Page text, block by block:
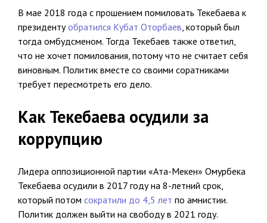
В мае 2018 года с прошением помиловать Текебаева к
президентуобратился Кубат Оторбаев, который был
тогда омбудсменом. Тогда Текебаев также ответил,
что не хочет помилования, потому что не считает себя
виновным. Политик вместе со своими соратниками
требует пересмотреть его дело.
Как Текебаева осудили за
коррупцию
Лидера оппозиционной партии «Ата-Мекен» Омурбека
Текебаева осудили в 2017 году на 8-летний срок,
который потом сократили до 4,5 лет по амнистии.
Политик должен выйти на свободу в 2021 году.